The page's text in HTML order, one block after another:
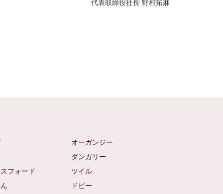
代表取締役社長 野村拓麻
オーガンジー
ダンガリー
フォード
ツイル
ドビー